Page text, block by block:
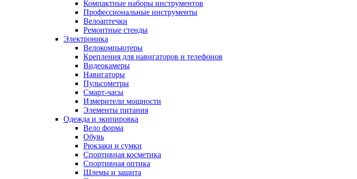
Компактные наборы инструментов
Профессиональные инструменты
Велоаптечки
Ремонтные стенды
Электроника
Велокомпьютеры
Крепления для навигаторов и телефонов
Видеокамеры
Навигаторы
Пульсометры
Смарт-часы
Измерители мощности
Элементы питания
Одежда и экипировка
Вело форма
Обувь
Рюкзаки и сумки
Спортивная косметика
Спортивная оптика
Шлемы и защита